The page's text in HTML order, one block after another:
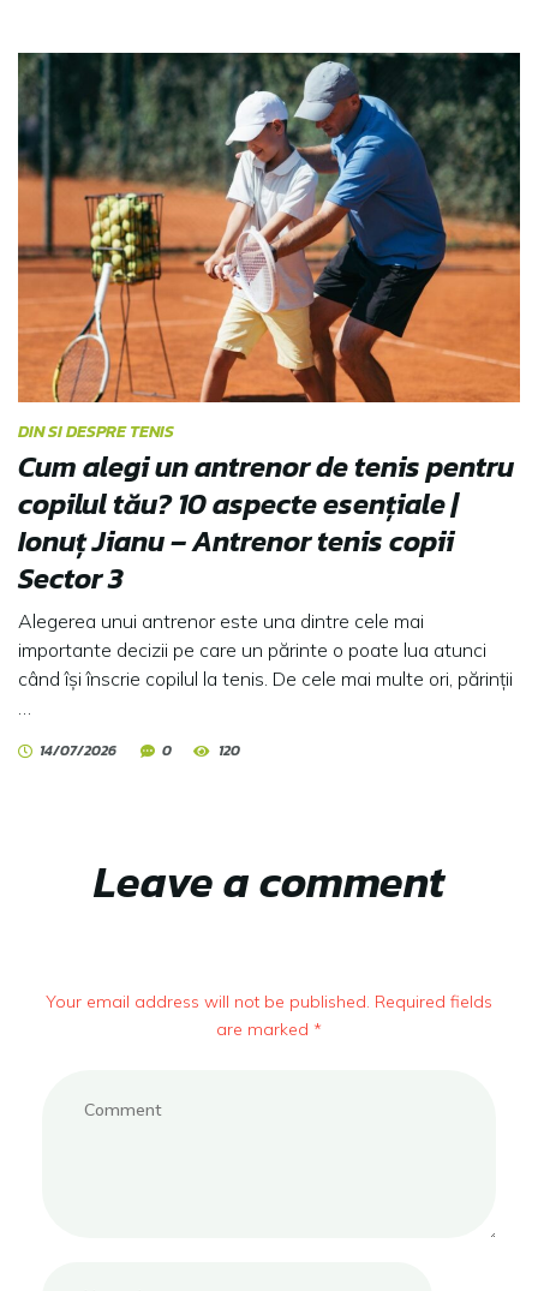
DIN SI DESPRE TENIS
Cum alegi un antrenor de tenis pentru
copilul tău? 10 aspecte esențiale |
Ionuț Jianu – Antrenor tenis copii
Sector 3
Alegerea unui antrenor este una dintre cele mai
importante decizii pe care un părinte o poate lua atunci
când își înscrie copilul la tenis. De cele mai multe ori, părinții
14/07/2026 0 120
Leave a comment
Your email address will not be published. Required fields
are marked *